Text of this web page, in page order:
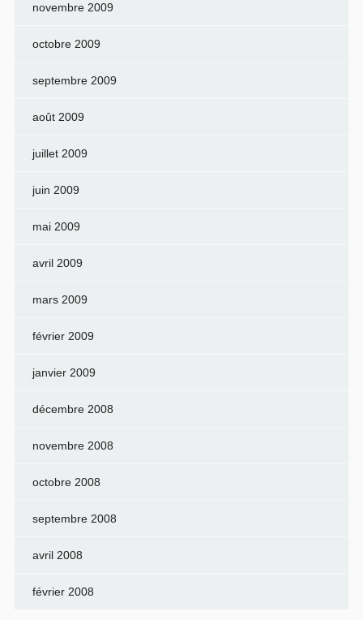
novembre 2009
octobre 2009
septembre 2009
août 2009
juillet 2009
juin 2009
mai 2009
avril 2009
mars 2009
février 2009
janvier 2009
décembre 2008
novembre 2008
octobre 2008
septembre 2008
avril 2008
février 2008